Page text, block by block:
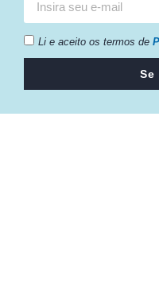
Li e aceito os termos de
Se